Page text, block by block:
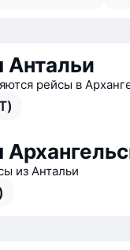
Антальи
рейсы в
из Антальи